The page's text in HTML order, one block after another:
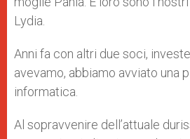
Lydia.
Anni fa con altri due soci,
avevamo, abbiamo avviato una
informatica.
Al sopravvenire dell’attuale